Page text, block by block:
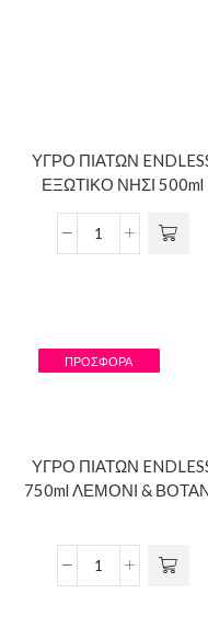
ΥΓΡΟ ΠΙΑΤΩΝ
ΕΞΩΤΙΚΟ ΝΗΣΙ 500ml
ΠΡΟΣΦΟΡΆ
ΥΓΡΟ ΠΙΑΤΩΝ
750ml ΛΕΜΟΝΙ &